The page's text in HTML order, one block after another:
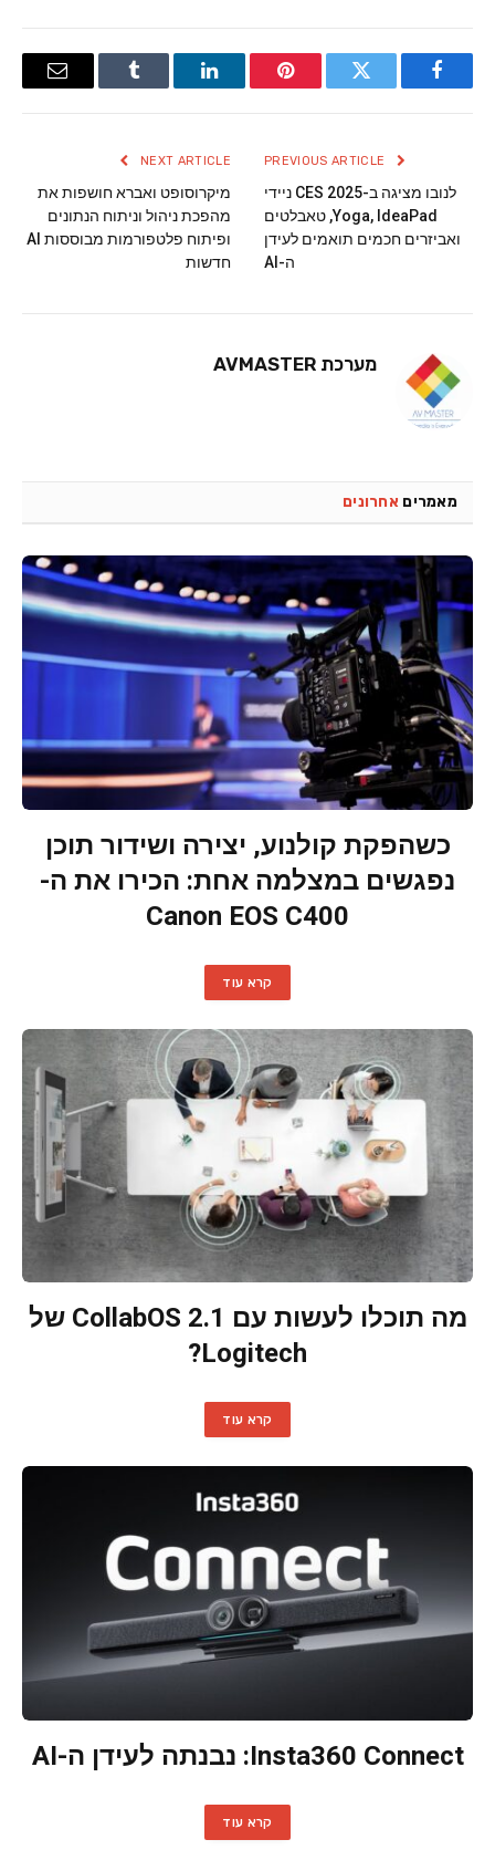
Facebook
Twitter
Pinterest
LinkedIn
Tumblr
Email
לנובו מציגה ב-CES 2025 ניידי
Yoga, IdeaPad, טאבלטים
ואביזרים חכמים תואמים לעידן
ה-AI
NEXT ARTICLE
מיקרוסופט ואברא חושפות את
מהפכת ניהול וניתוח הנתונים
ופיתוח פלטפורמות מבוססות AI
חדשות
מערכת AVMASTER
מאמרים אחרונים
כשהפקת קולנוע, יצירה ושידור תוכן
נפגשים במצלמה אחת: הכירו את ה-
Canon EOS C400
קרא עוד
מה תוכלו לעשות עם CollabOS 2.1 של
Logitech?
קרא עוד
Insta360 Connect: נבנתה לעידן ה-AI
קרא עוד